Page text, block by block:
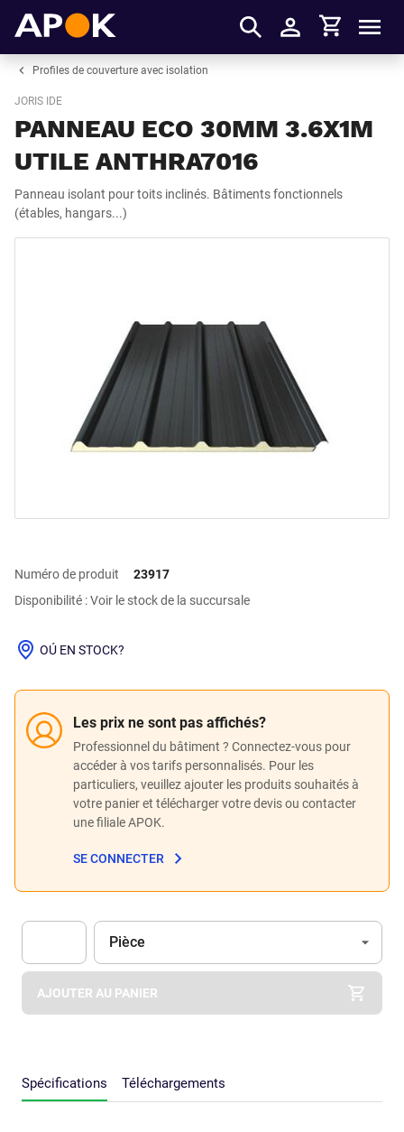
S'identifier
Panier
Profiles de couverture avec isolation
JORIS IDE
PANNEAU ECO 30MM 3.6X1M
UTILE ANTHRA7016
Panneau isolant pour toits inclinés. Bâtiments fonctionnels
(étables, hangars...)
Numéro de produit
23917
Disponibilité : Voir le stock de la succursale
Les prix ne sont pas affichés?
Professionnel du bâtiment ? Connectez-vous pour
accéder à vos tarifs personnalisés. Pour les
particuliers, veuillez ajouter les produits souhaités à
votre panier et télécharger votre devis ou contacter
une filiale APOK.
SE CONNECTER
OÚ EN STOCK?
Apok.Product.Detail.AddToCart.Quantity (Optionnel)
Unité
Pièce
AJOUTER AU PANIER
Spécifications Téléchargements